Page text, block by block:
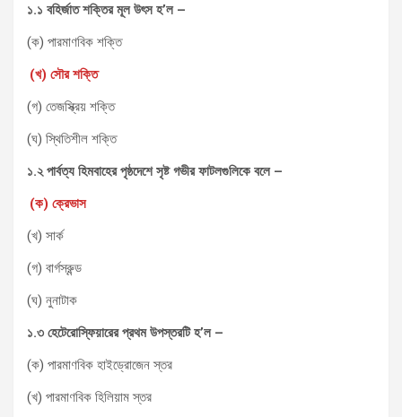
১.১ বহির্জাত শক্তির মূল উৎস হ’ল –
(ক) পারমাণবিক শক্তি
(খ) সৌর শক্তি
(গ) তেজস্ক্রিয় শক্তি
(ঘ) স্থিতিশীল শক্তি
১.২ পার্বত্য হিমবাহের পৃষ্ঠদেশে সৃষ্ট গভীর ফাটলগুলিকে বলে –
(ক) ক্রেভাস
(খ) সার্ক
(গ) বার্গস্রুন্ড
(ঘ) নুনাটাক
১.৩ হেটেরোস্ফিয়ারের প্রথম উপস্তরটি হ’ল –
(ক) পারমাণবিক হাইড্রোজেন স্তর
(খ) পারমাণবিক হিলিয়াম স্তর